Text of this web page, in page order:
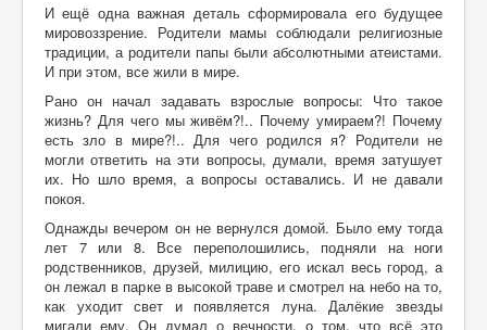
Ищу родных
Литературная гостиная
Ликбез Мишпохи
Чтобы это никогда не повторилось!
Память
Почта Мишпохи
Родословная
Редакционный подвальчик
Мартиролог
И ещё одна важная деталь сформировала его будущее
мировоззрение. Родители мамы соблюдали религиозные
традиции, а родители папы были абсолютными атеистами.
И при этом, все жили в мире.
Рано он начал задавать взрослые вопросы: Что такое
жизнь? Для чего мы живём?!.. Почему умираем?! Почему
есть зло в мире?!.. Для чего родился я? Родители не
могли ответить на эти вопросы, думали, время затушует
их. Но шло время, а вопросы оставались. И не давали
покоя.
Однажды вечером он не вернулся домой. Было ему тогда
лет 7 или 8. Все переполошились, подняли на ноги
родственников, друзей, милицию, его искал весь город, а
он лежал в парке в высокой траве и смотрел на небо на то,
как уходит свет и появляется луна. Далёкие звезды
мигали ему. Он думал о вечности, о том, что всё это